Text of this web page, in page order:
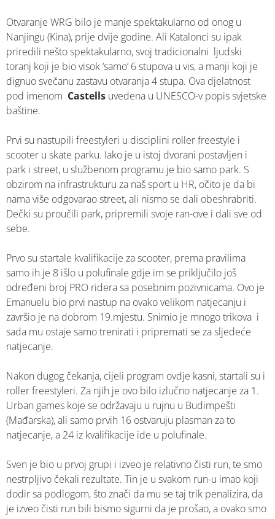
Otvaranje WRG bilo je manje spektakularno od onog u
Nanjingu (Kina), prije dvije godine. Ali Katalonci su ipak
priredili nešto spektakularno, svoj tradicionalni ljudski
toranj koji je bio visok ‘samo’ 6 stupova u vis, a manji koji je
dignuo svečanu zastavu otvaranja 4 stupa. Ova djelatnost
pod imenom Castells uvedena u UNESCO-v popis svjetske
baštine.
Prvi su nastupili freestyleri u disciplini roller freestyle i
scooter u skate parku. Iako je u istoj dvorani postavljen i
park i street, u službenom programu je bio samo park. S
obzirom na infrastrukturu za naš sport u HR, očito je da bi
nama više odgovarao street, ali nismo se dali obeshrabriti.
Dečki su proučili park, pripremili svoje ran-ove i dali sve od
sebe.
Prvo su startale kvalifikacije za scooter, prema pravilima
samo ih je 8 išlo u polufinale gdje im se priključilo još
određeni broj PRO ridera sa posebnim pozivnicama. Ovo je
Emanuelu bio prvi nastup na ovako velikom natjecanju i
završio je na dobrom 19.mjestu. Snimio je mnogo trikova i
sada mu ostaje samo trenirati i pripremati se za sljedeće
natjecanje.
Nakon dugog čekanja, cijeli program ovdje kasni, startali su i
roller freestyleri. Za njih je ovo bilo izlučno natjecanje za 1.
Urban games koje se održavaju u rujnu u Budimpešti
(Mađarska), ali samo prvih 16 ostvaruju plasman za to
natjecanje, a 24 iz kvalifikacije ide u polufinale.
Sven je bio u prvoj grupi i izveo je relativno čisti run, te smo
nestrpljivo čekali rezultate. Tin je u svakom run-u imao koji
dodir sa podlogom, što znači da mu se taj trik penalizira, da
je izveo čisti run bili bismo sigurni da je prošao, a ovako smo